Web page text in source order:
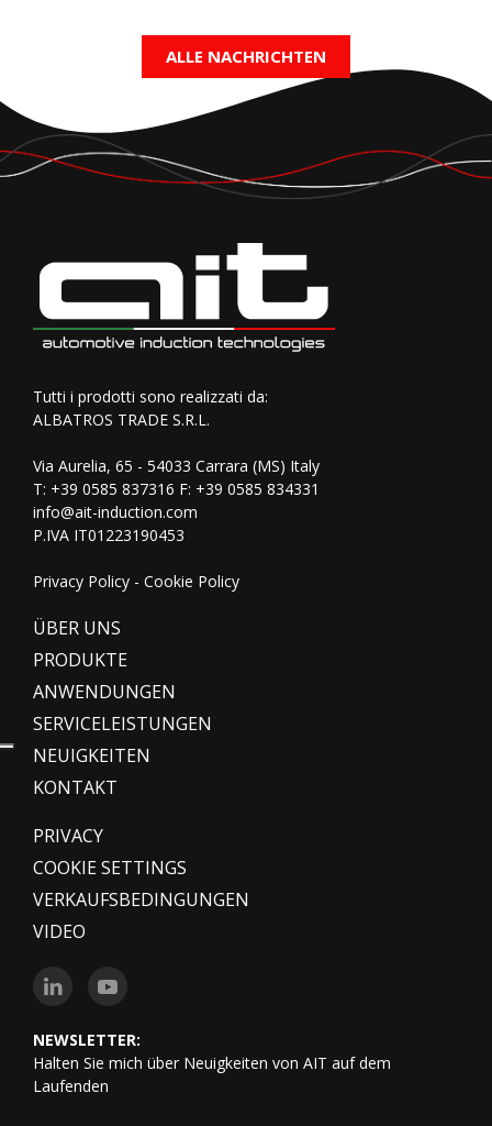
ALLE NACHRICHTEN
Tutti i prodotti sono realizzati da:
ALBATROS TRADE S.R.L.
Via Aurelia, 65 - 54033 Carrara (MS) Italy
T: +39 0585 837316 F: +39 0585 834331
info@ait-induction.com
P.IVA IT01223190453
Privacy Policy - Cookie Policy
ÜBER UNS
PRODUKTE
ANWENDUNGEN
SERVICELEISTUNGEN
NEUIGKEITEN
KONTAKT
PRIVACY
COOKIE SETTINGS
VERKAUFSBEDINGUNGEN
VIDEO
NEWSLETTER:
Halten Sie mich über Neuigkeiten von AIT auf dem
Laufenden